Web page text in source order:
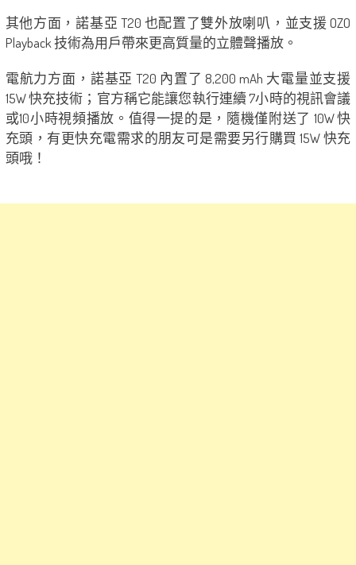
其他方面，諾基亞 T20 也配置了雙外放喇叭，並支援 OZO
Playback 技術為用戶帶來更高質量的立體聲播放。
電航力方面，諾基亞 T20 內置了 8,200 mAh 大電量並支援
15W 快充技術；官方稱它能讓您執行連續 7小時的視訊會議
或10小時視頻播放。值得一提的是，隨機僅附送了 10W 快
充頭，有更快充電需求的朋友可是需要另行購買 15W 快充
頭哦！